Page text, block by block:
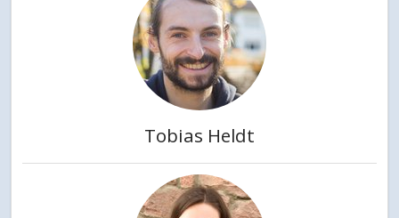
Tobias Heldt